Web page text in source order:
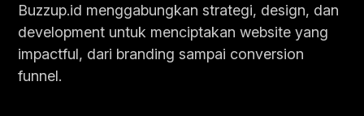
Buzzup.id menggabungkan strategi, design, dan
development untuk menciptakan website yang
impactful, dari branding sampai conversion
funnel.